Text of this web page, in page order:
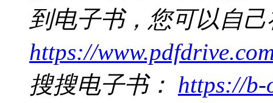
到电子书，您可以自
https://
搜搜电子书： https://b-